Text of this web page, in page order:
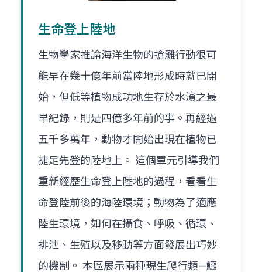
生命登上陸地
生物學家推論海洋生物的搶灘行動很可
能早在幾十億年前當陸地形成時就已開
始，但低等植物成功地生存於水濱之最
早紀錄，則是四億多年前的事。再經過
五千多萬年，動物才開始出現在植物已
捷足先登的陸地上。 這個單元引導我們
重新經歷生命登上陸地的過程，看看生
命登陸前後的海陸環境；動物為了適應
陸生環境，如何在攝食、呼吸、循環、
排泄、生殖以及移動等方面發展出巧妙
的機制。 本區展示兩種現生爬行類—鱷